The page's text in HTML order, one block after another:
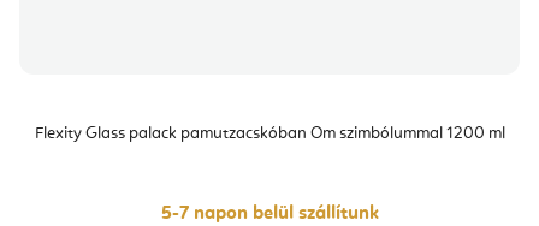
Flexity Glass palack pamutzacskóban Om szimbólummal 1200 ml
5-7 napon belül szállítunk